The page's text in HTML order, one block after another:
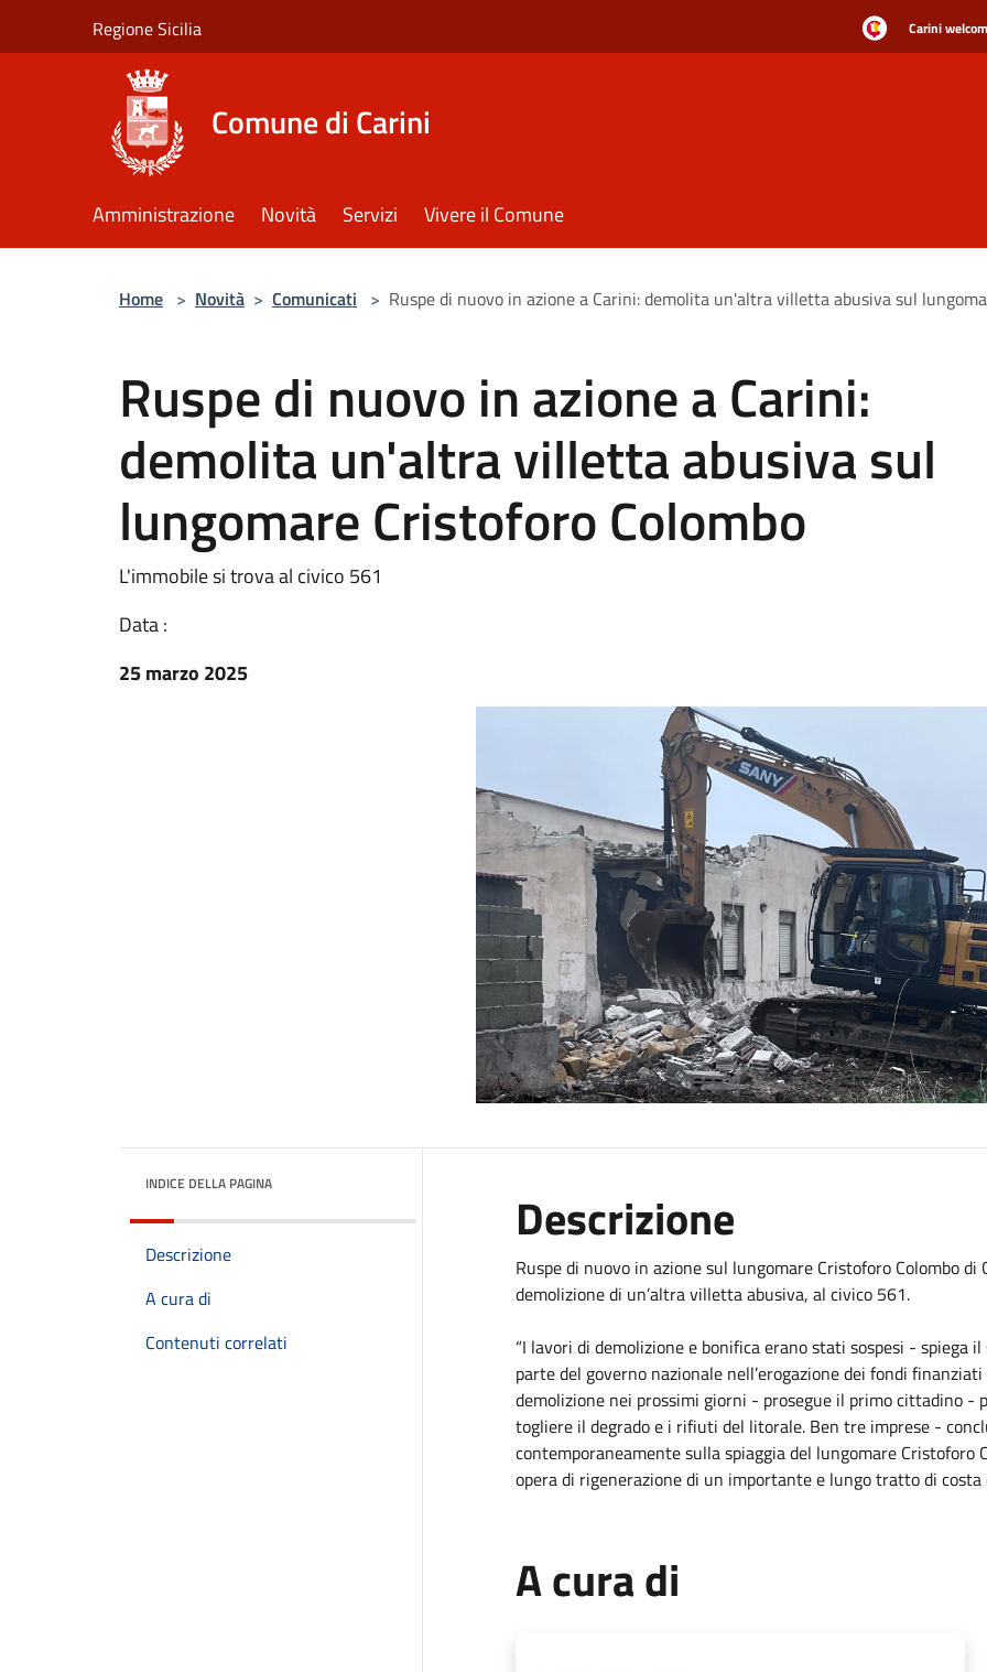
Regione Sicilia Carini
Comune di Carini
Amministrazione Novità Servizi Vivere il Comune
Home > Novità > Comunicati > Ruspe di nuovo in azione a Carini: demolita un'altra villetta abusiva sul
Ruspe di nuovo in azione a Carini:
demolita un'altra villetta abusiva sul
lungomare Cristoforo Colombo
L'immobile si trova al civico 561
Data :
25 marzo 2025
INDICE DELLA PAGINA
Descrizione
A cura di
Contenuti correlati
Descrizione
Ruspe di nuovo in azione sul lungomare Cristoforo Colombo
demolizione di un’altra villetta abusiva, al civico 561.
“I lavori di demolizione e bonifica erano stati sospesi - spiega
parte del governo nazionale nell’erogazione dei fondi
demolizione nei prossimi giorni - prosegue il primo cittadino -
togliere il degrado e i rifiuti del litorale. Ben tre imprese -
contemporaneamente sulla spiaggia del lungomare Cristoforo
opera di rigenerazione di un importante e lungo tratto di costa
A cura di